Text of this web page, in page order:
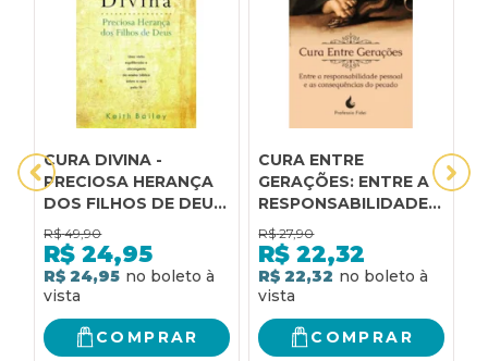
CURA DIVINA -
PRECIOSA HERANÇA
DOS FILHOS DE DEUS:
UMA VISÃO
EQUILIBRADA E
ABRANGENTE DO
ENSINO BÍBLICO
FÉ.
R$ 49,90
R$ 24,95
R$ 24,95
COMPRAR
CURA ENTRE
GERAÇÕES: ENTRE A
RESPONSABILIDADE
PESSOAL E AS
CONSEQUÊNCIAS DO
PECADO
R$ 27,90
R$ 22,32
R$ 22,32
COMPRAR